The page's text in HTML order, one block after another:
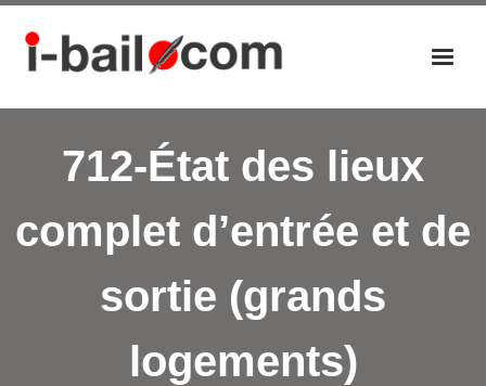
Actualités
712-État des lieux
complet d’entrée et de
sortie (grands
logements)